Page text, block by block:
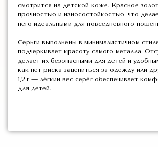
смотрится на детской коже. Красное
прочностью и износостойкостью, что
него идеальными для повседневного
Серьги выполнены в минималистичном
подчеркивает красоту самого металла.
делает их безопасными для детей и
как нет риска зацепиться за одежду или
1,2 г — лёгкий вес серёг обеспечивает
для детей.